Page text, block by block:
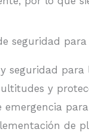
seguridad
seguridad para
y
emergencia
de